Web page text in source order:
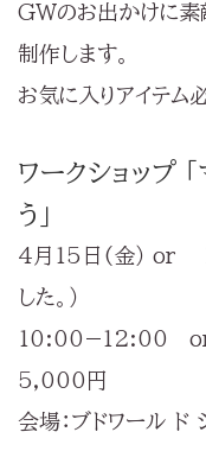
GWのお出かけに素
制作します。
お気に入りアイテム
ワークショップ
う」
4月15日(金） or 16
した。）
10:00−12:00
5,000円
会場：ブドワール ド